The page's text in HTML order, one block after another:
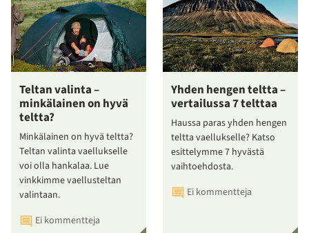
Teltan valinta –
minkälainen on hyvä
teltta?
Minkälainen on hyvä teltta?
Teltan valinta vaellukselle
voi olla hankalaa. Lue
vinkkimme vaellusteltan
valintaan.
Ei kommentteja
Yhden hengen teltta –
vertailussa 7 telttaa
Haussa paras yhden hengen
teltta vaellukselle? Katso
esittelymme 7 hyvästä
vaihtoehdosta.
Ei kommentteja